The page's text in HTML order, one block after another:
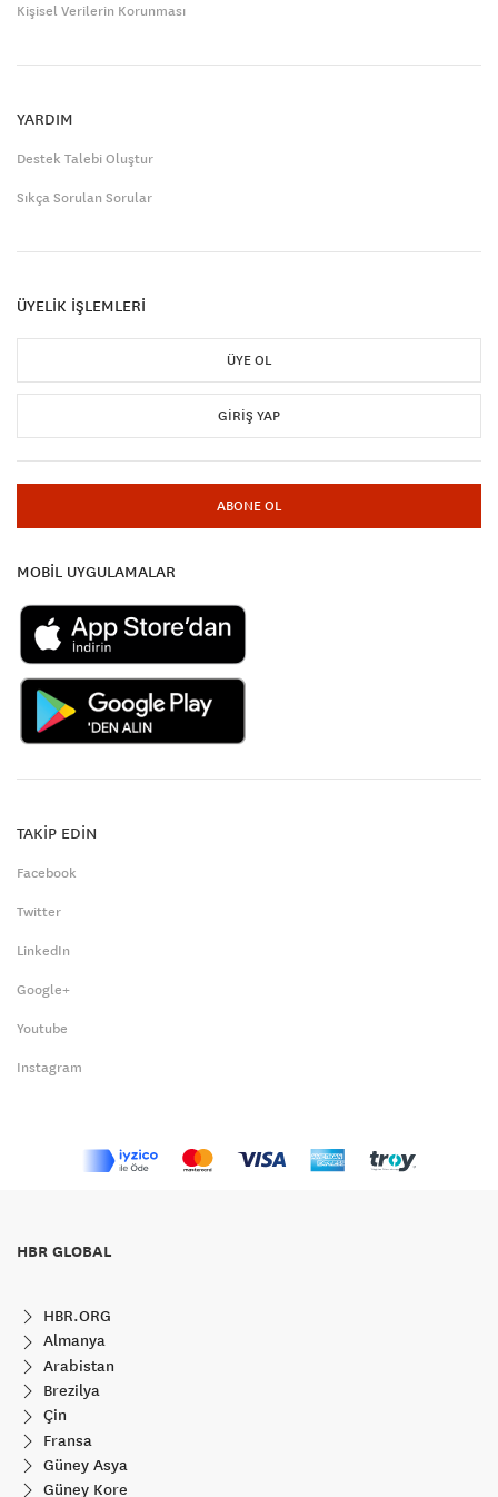
Kişisel Verilerin Korunması
YARDIM
Destek Talebi Oluştur
Sıkça Sorulan Sorular
ÜYELİK İŞLEMLERİ
ÜYE OL
GIRIŞ YAP
ABONE OL
MOBİL UYGULAMALAR
TAKİP EDİN
Facebook
Twitter
LinkedIn
Google+
Youtube
Instagram
HBR GLOBAL
HBR.ORG
Almanya
Arabistan
Brezilya
Çin
Fransa
Güney Asya
Güney Kore